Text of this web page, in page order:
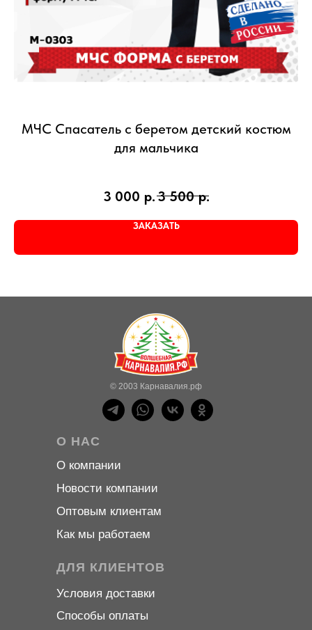
МЧС Спасатель с беретом детский костюм
для мальчика
3 000 р.3 500 р.
ЗАКАЗАТЬ
О НАС
ДЛЯ КЛИЕНТОВ
© 2003 Карнавалия.рф
Условия доставки
Способы оплаты
О компании
Оптовым клиентам
Новости компании
Как мы работаем